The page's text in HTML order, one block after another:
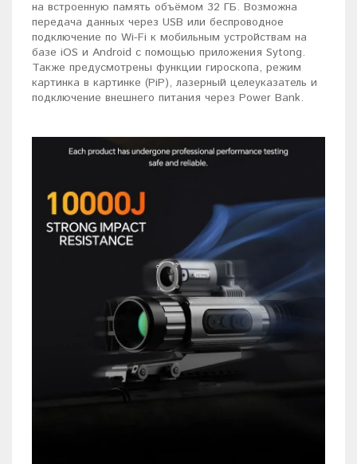
на встроенную память объёмом 32 ГБ. Возможна
передача данных через USB или беспроводное
подключение по Wi-Fi к мобильным устройствам на
базе iOS и Android с помощью приложения Sytong.
Также предусмотрены функции гироскопа, режим
картинка в картинке (PiP), лазерный целеуказатель и
подключение внешнего питания через Power Bank.